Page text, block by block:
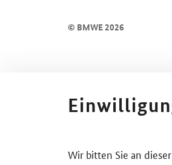
© BMWE 2026
Wir bitten Sie an